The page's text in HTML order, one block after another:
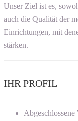
Unser Ziel ist es,
auch die Qualität der
Einrichtungen, mit
stärken.
IHR PROFIL